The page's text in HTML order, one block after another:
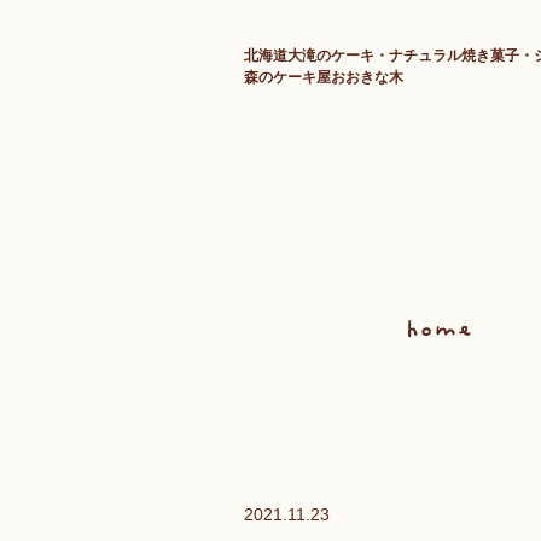
北海道大滝のケーキ・ナチュラル焼き菓子・
森のケーキ屋おおきな木
2021.11.23